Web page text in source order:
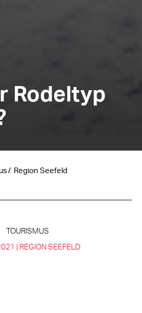
Rodeltyp
Region Seefeld
TOURISMUS
| REGION SEEFELD